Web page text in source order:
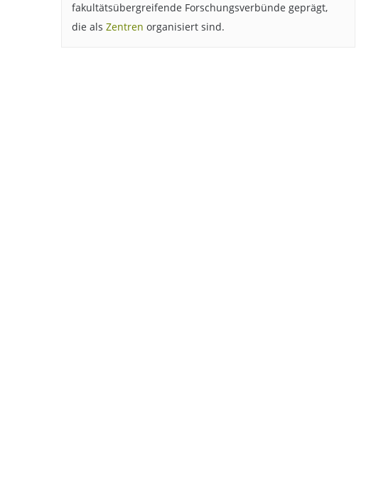
fakultätsübergreifende Forschungsverbünde geprägt,
die alsZentren organisiert sind.